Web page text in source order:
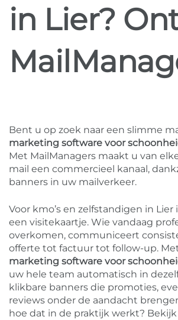
in Lier?
Bent u op zoek naar een slimme
marketing software voor
Met MailManagers maakt u van
mail een commercieel kanaal,
banners in uw mailverkeer.
Voor kmo’s en zelfstandigen in Lier
een visitekaartje. Wie vandaag
overkomen, communiceert
offerte tot factuur tot follow-up.
marketing software voor
uw hele team automatisch in
klikbare banners die promoties,
reviews onder de aandacht
hoe dat in de praktijk werkt?